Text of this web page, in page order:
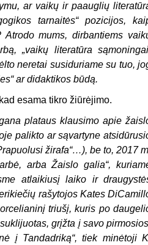
ar vaikų ir paauglių
tarnaitės“pozicijos,
mums, dirbantiems
„vaikų literatūra
neretai susiduriame su tuo,
“ar didaktikos būdą.
esama tikro žiūrėjimo.
plataus klausimo apie
palikto ar sąvartyne
žirafa“…), be to, 2017
arba Žaislo galia“,
atlaikiusį laiko ir
rašytojos Kates
triušį, kuris po
grįžta į savo
į Tandadriką“, tiek minėtoji